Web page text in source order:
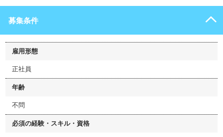
募集条件
雇用形態
正社員
年齢
不問
必須の経験・スキル・資格